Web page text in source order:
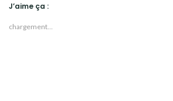
J’aime ça :
chargement…